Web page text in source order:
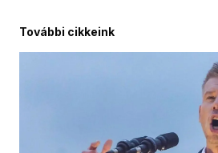
További cikkeink